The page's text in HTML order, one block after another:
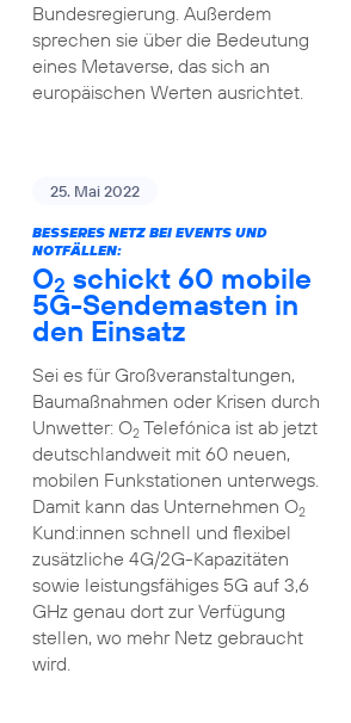
Bundesregierung. Außerdem
sprechen sie über die Bedeutung
eines Metaverse, das sich an
europäischen Werten ausrichtet.
25. Mai 2022
BESSERES NETZ BEI EVENTS UND
NOTFÄLLEN:
O2 schickt 60 mobile
5G-Sendemasten in
den Einsatz
Sei es für Großveranstaltungen,
Baumaßnahmen oder Krisen durch
Unwetter: O2Telefónica ist ab jetzt
deutschlandweit mit 60 neuen,
mobilen Funkstationen unterwegs.
Damit kann das Unternehmen O2
Kund:innen schnell und flexibel
zusätzliche 4G/2G-Kapazitäten
sowie leistungsfähiges 5G auf 3,6
GHz genau dort zur Verfügung
stellen, wo mehr Netz gebraucht
wird.